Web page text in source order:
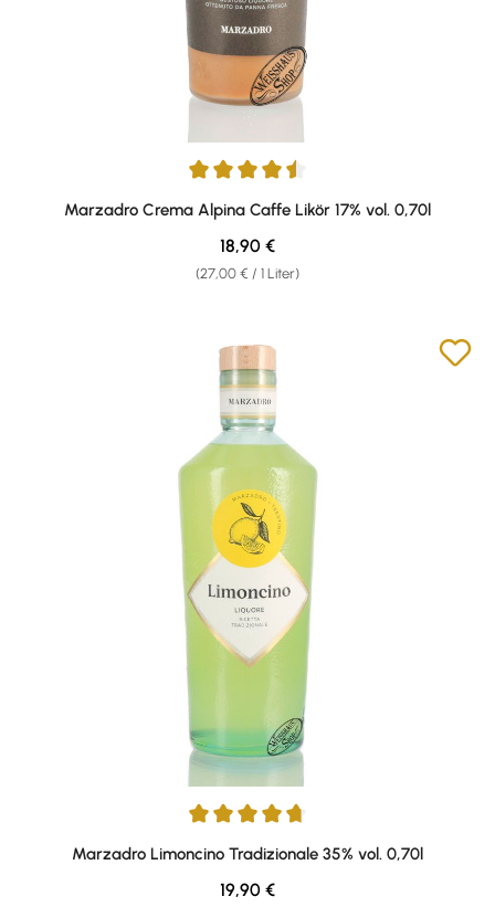
Durchschnittliche Bewertung von 4.38 von 5 Sternen
Marzadro Crema Alpina Caffe Likör 17% vol. 0,70l
(27,00 € / 1 Liter)
Regulärer Preis:
18,90 €
Durchschnittliche Bewertung von 4.75 von 5 Sternen
Marzadro Limoncino Tradizionale 35% vol. 0,70l
Regulärer Preis:
19,90 €